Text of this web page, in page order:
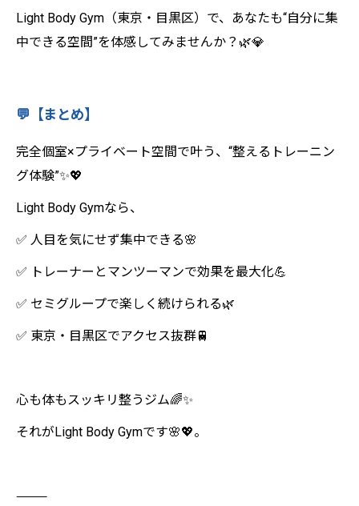
Light Body Gym（東京・目黒区）で、あなたも“自分に集
中できる空間”を体感してみませんか？🌿💎
💬【まとめ】
完全個室×プライベート空間で叶う、“整えるトレーニン
グ体験”✨💖
Light Body Gymなら、
✅ 人目を気にせず集中できる🌸
✅ トレーナーとマンツーマンで効果を最大化💪
✅ セミグループで楽しく続けられる🌿
✅ 東京・目黒区でアクセス抜群🚆
心も体もスッキリ整うジム🌈✨
それがLight Body Gymです🌸💖。
⸻